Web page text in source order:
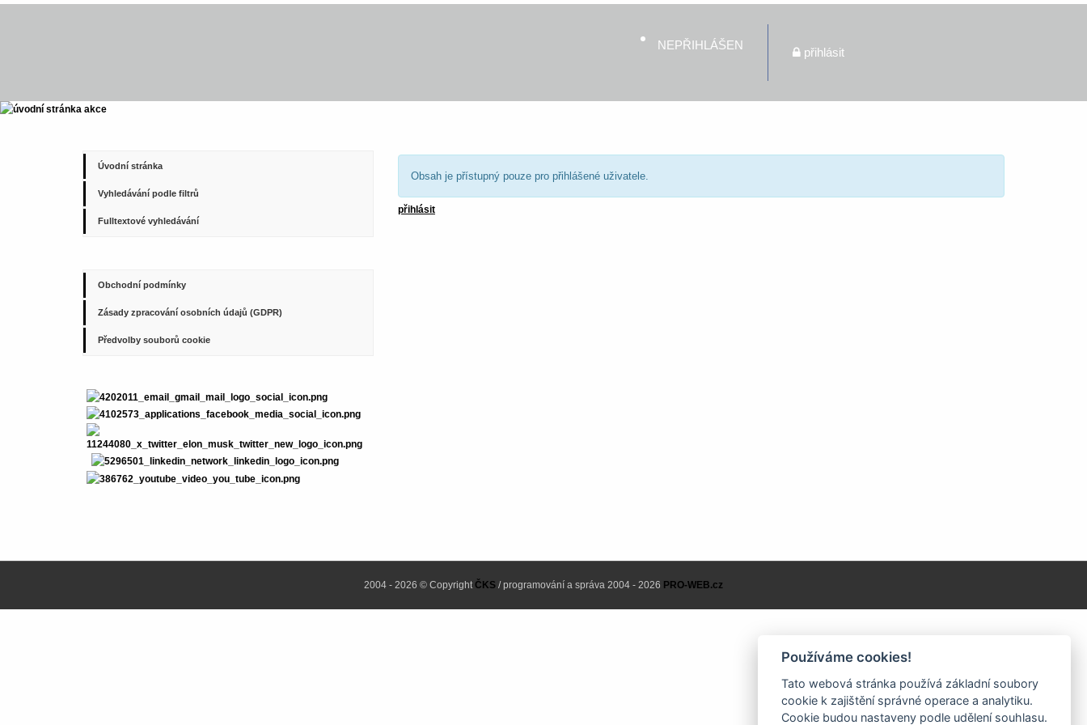
NEPŘIHLÁŠEN
přihlásit
Úvodní stránka
Vyhledávání podle filtrů
Fulltextové vyhledávání
Obchodní podmínky
Zásady zpracování osobních údajů (GDPR)
Předvolby souborů cookie
Obsah je přístupný pouze pro přihlášené uživatele.
přihlásit
2004 - 2026 © Copyright ČKS / programování a správa 2004 - 2026 PRO-WEB.cz
Používáme cookies!
Tato webová stránka používá základní soubory
cookie k zajištění správné operace a analytiku.
Cookie budou nastaveny podle udělení souhlasu.